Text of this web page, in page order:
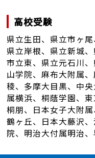
高校受験
県立生田、県立市ヶ
県立岸根、県立新城
市立東、県立元石川
山学院、麻布大附属
稜、多摩大目黒、中
属横浜、桐蔭学園、
桐朋、日本女子大附
鶴ヶ丘、日本大藤沢
院、明治大付属明治